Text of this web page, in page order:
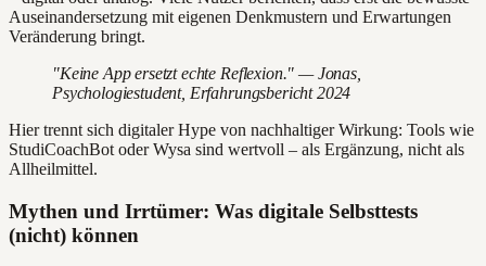
Auseinandersetzung mit eigenen Denkmustern und Erwartungen
Veränderung bringt.
"Keine App ersetzt echte Reflexion." — Jonas,
Psychologiestudent, Erfahrungsbericht 2024
Hier trennt sich digitaler Hype von nachhaltiger Wirkung: Tools wie
StudiCoachBot oder Wysa sind wertvoll – als Ergänzung, nicht als
Allheilmittel.
Mythen und Irrtümer: Was digitale Selbsttests
(nicht) können